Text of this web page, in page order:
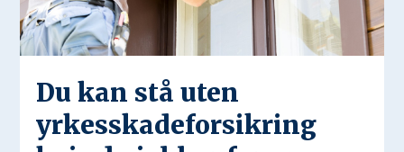
Du kan stå uten
yrkesskadeforsikring